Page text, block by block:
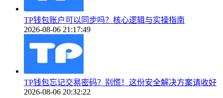
TP钱包账户可以同步吗？核心逻辑与实操指南
2026-08-06 21:17:49
TP钱包忘记交易密码？别慌！这份安全解决方案请收好
2026-08-06 20:32:22